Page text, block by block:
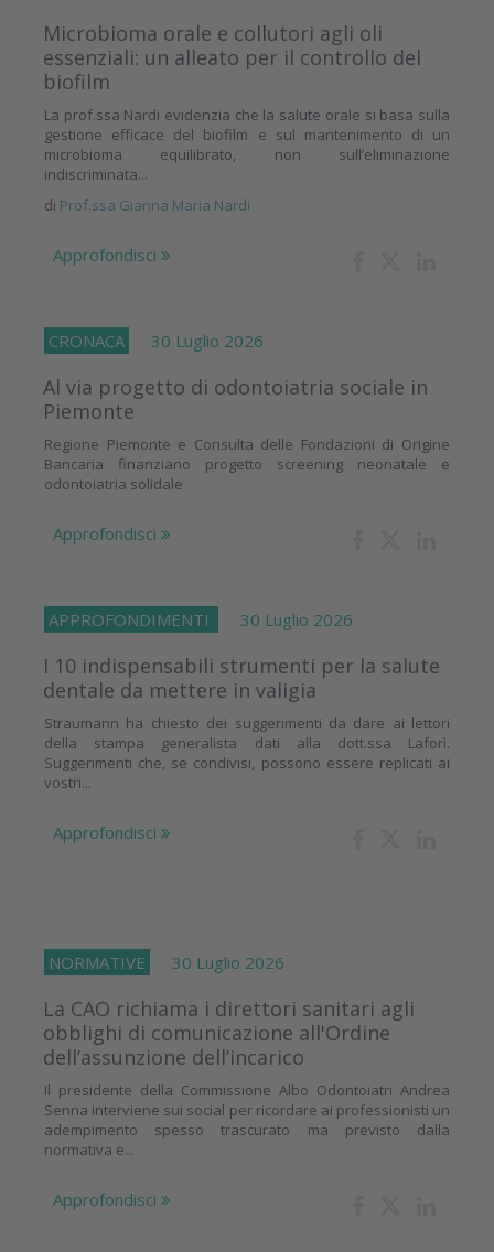
Microbioma orale e collutori agli oli
essenziali: un alleato per il controllo del
biofilm
La prof.ssa Nardi evidenzia che la salute orale si basa sulla
gestione efficace del biofilm e sul mantenimento di un
microbioma equilibrato, non sull’eliminazione
indiscriminata...
di Prof.ssa Gianna Maria Nardi
Approfondisci
CRONACA 30 Luglio 2026
Al via progetto di odontoiatria sociale in
Piemonte
Regione Piemonte e Consulta delle Fondazioni di Origine
Bancaria finanziano progetto screening neonatale e
odontoiatria solidale
Approfondisci
APPROFONDIMENTI 30 Luglio 2026
I 10 indispensabili strumenti per la salute
dentale da mettere in valigia
Straumann ha chiesto dei suggerimenti da dare ai lettori
della stampa generalista dati alla dott.ssa Laforì.
Suggerimenti che, se condivisi, possono essere replicati ai
vostri...
Approfondisci
NORMATIVE 30 Luglio 2026
La CAO richiama i direttori sanitari agli
obblighi di comunicazione all'Ordine
dell’assunzione dell’incarico
Il presidente della Commissione Albo Odontoiatri Andrea
Senna interviene sui social per ricordare ai professionisti un
adempimento spesso trascurato ma previsto dalla
normativa e...
Approfondisci